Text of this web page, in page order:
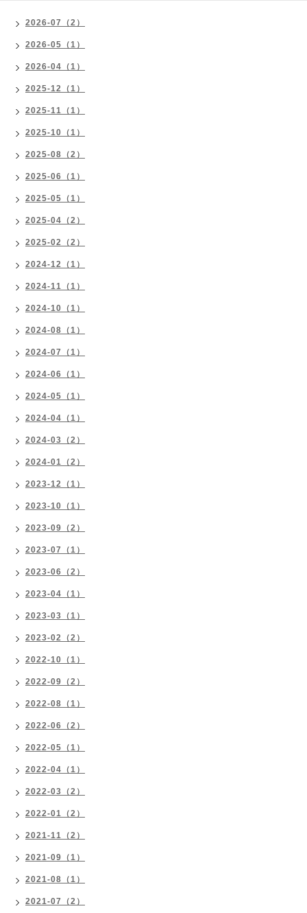
2026-07（2）
2026-05（1）
2026-04（1）
2025-12（1）
2025-11（1）
2025-10（1）
2025-08（2）
2025-06（1）
2025-05（1）
2025-04（2）
2025-02（2）
2024-12（1）
2024-11（1）
2024-10（1）
2024-08（1）
2024-07（1）
2024-06（1）
2024-05（1）
2024-04（1）
2024-03（2）
2024-01（2）
2023-12（1）
2023-10（1）
2023-09（2）
2023-07（1）
2023-06（2）
2023-04（1）
2023-03（1）
2023-02（2）
2022-10（1）
2022-09（2）
2022-08（1）
2022-06（2）
2022-05（1）
2022-04（1）
2022-03（2）
2022-01（2）
2021-11（2）
2021-09（1）
2021-08（1）
2021-07（2）